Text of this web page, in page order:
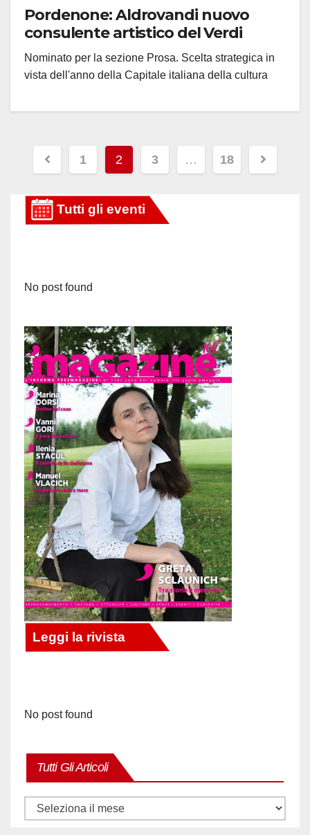
Pordenone: Aldrovandi nuovo
consulente artistico del Verdi
Nominato per la sezione Prosa. Scelta strategica in
vista dell'anno della Capitale italiana della cultura
Paginazione
degli
articoli
1 2 3 … 18
No post found
No post found
Tutti Gli Articoli
Tutti